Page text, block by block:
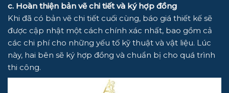
c. Hoàn thiện bản vẽ chi tiết và ký hợp đồng
Khi đã có bản vẽ chi tiết cuối cùng, báo giá thiết kế sẽ
được cập nhật một cách chính xác nhất, bao gồm cả
các chi phí cho những yếu tố kỹ thuật và vật liệu. Lúc
này, hai bên sẽ ký hợp đồng và chuẩn bị cho quá trình
thi công.